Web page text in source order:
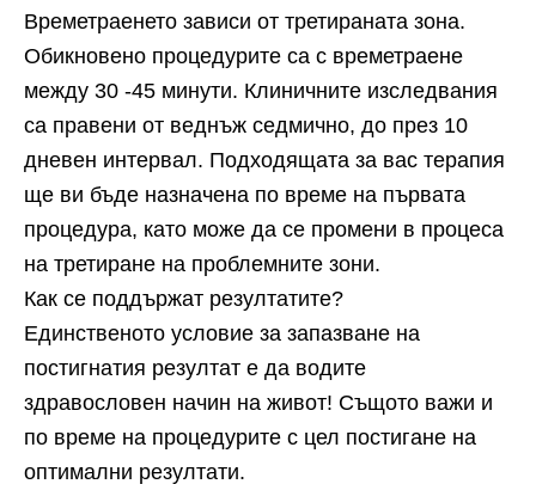
Времетраенето зависи от третираната зона.
Обикновено процедурите са с времетраене
между 30 -45 минути. Клиничните изследвания
са правени от веднъж седмично, до през 10
дневен интервал. Подходящата за вас терапия
ще ви бъде назначена по време на първата
процедура, като може да се промени в процеса
на третиране на проблемните зони.
Как се поддържат резултатите?
Единственото условие за запазване на
постигнатия резултат е да водите
здравословен начин на живот! Същото важи и
по време на процедурите с цел постигане на
оптимални резултати.